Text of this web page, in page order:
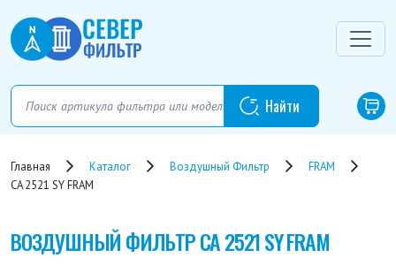
Главная Каталог Воздушный Фильтр
FRAM
CA 2521 SY FRAM
ВОЗДУШНЫЙ ФИЛЬТРCA 2521 SY FRAM